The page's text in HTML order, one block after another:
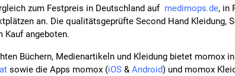
zum Festpreis in Deutschland auf medimops.de, in
an. Die qualitätsgeprüfte Second Hand Kleidung,
Kauf angeboten.
Büchern, Medienartikeln und Kleidung bietet momox
sowie die Apps momox (iOS & Android) und momox